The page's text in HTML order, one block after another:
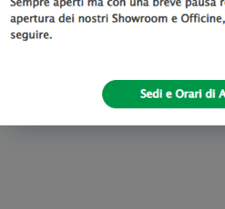
Pneumatici
Anteriori: